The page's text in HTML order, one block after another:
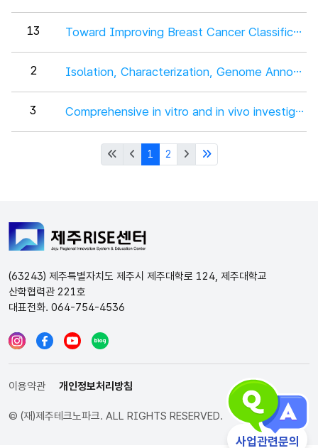
13 Toward Improving Breast Cancer
2 Isolation, Characterization, Genome
3 Comprehensive in vitro and in vivo
1 2
(63243) 제주특별자치도 제주시 제주대학로 124, 제주대학교
산학협력관 221호
대표전화. 064-754-4536
이용약관 개인정보처리방침
© (재)제주테크노파크. ALL RIGHTS RESERVED.
사업관련문의